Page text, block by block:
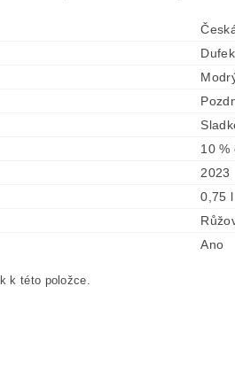
Dufek
10 %
2023
0,75 l
Ano
k této položce.